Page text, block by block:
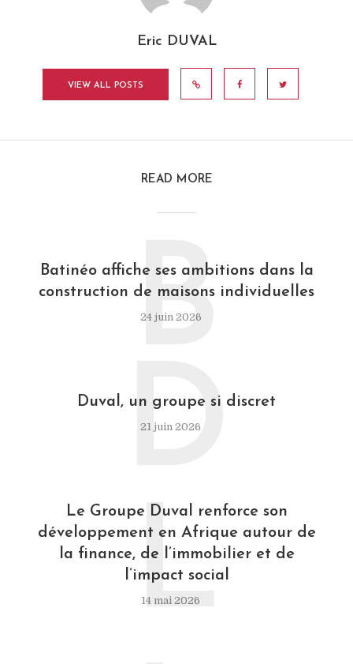
Eric DUVAL
VIEW ALL POSTS
READ MORE
Batinéo affiche ses ambitions dans la
construction de maisons individuelles
24 juin 2026
B
Duval, un groupe si discret
21 juin 2026
D
Le Groupe Duval renforce son
développement en Afrique autour de
la finance, de l’immobilier et de
l’impact social
14 mai 2026
L